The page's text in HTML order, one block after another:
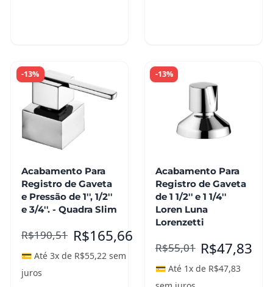
-13%
Acabamento Para
Registro de Gaveta
e Pressão de 1'', 1/2''
e 3/4''. - Quadra Slim
R$190,51 R$165,66
💳 Até 3x de R$55,22 sem
juros
-13%
Acabamento Para
Registro de Gaveta
de 1 1/2'' e 1 1/4''
Loren Luna
Lorenzetti
R$55,01 R$47,83
💳 Até 1x de R$47,83